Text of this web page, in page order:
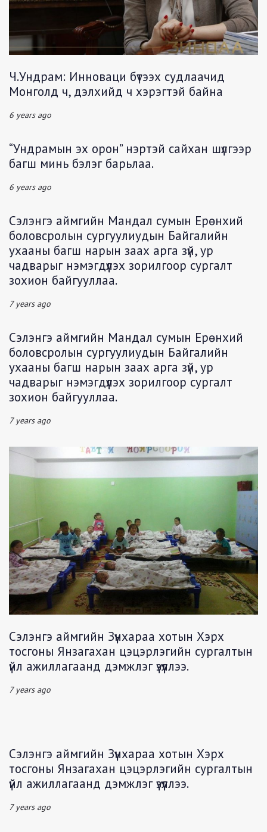
Ч.Ундрам: Инноваци бүтээх судлаачид
Монголд ч, дэлхийд ч хэрэгтэй байна
6 years ago
“Ундрамын эх орон” нэртэй сайхан шүлгээр
багш минь бэлэг барьлаа.
6 years ago
Сэлэнгэ аймгийн Мандал сумын Ерөнхий
боловсролын сургуулиудын Байгалийн
ухааны багш нарын заах арга зүй, ур
чадварыг нэмэгдүүлэх зорилгоор сургалт
зохион байгууллаа.
7 years ago
Сэлэнгэ аймгийн Мандал сумын Ерөнхий
боловсролын сургуулиудын Байгалийн
ухааны багш нарын заах арга зүй, ур
чадварыг нэмэгдүүлэх зорилгоор сургалт
зохион байгууллаа.
7 years ago
Сэлэнгэ аймгийн Зүүнхараа хотын Хэрх
тосгоны Янзагахан цэцэрлэгийн сургалтын
үйл ажиллагаанд дэмжлэг үзүүллээ.
7 years ago
Сэлэнгэ аймгийн Зүүнхараа хотын Хэрх
тосгоны Янзагахан цэцэрлэгийн сургалтын
үйл ажиллагаанд дэмжлэг үзүүллээ.
7 years ago